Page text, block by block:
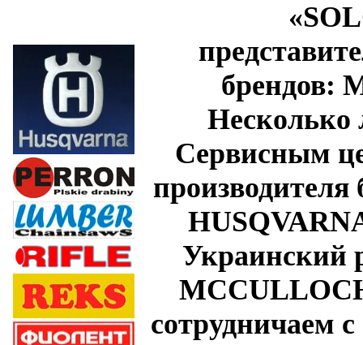
«
брендов:
Несколько
Сервисным
производителя
Украинский
сотрудничаем